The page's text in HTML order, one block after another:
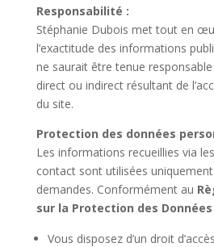
Responsabilité :
Stéphanie Dubois met tout en
l’exactitude des informations
ne saurait être tenue
direct ou indirect résultant de
du site.
Protection des données
Les informations recueillies via
contact sont utilisées
demandes. Conformément au
sur la Protection des Données
Vous disposez d’un droit